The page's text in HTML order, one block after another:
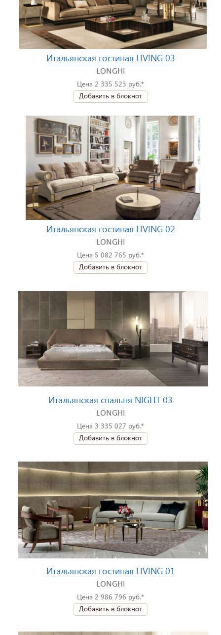
Итальянская гостиная LIVING 03
LONGHI
Цена 2 335 523 руб.*
Добавить в блокнот
Итальянская гостиная LIVING 02
LONGHI
Цена 5 082 765 руб.*
Добавить в блокнот
Итальянская спальня NIGHT 03
LONGHI
Цена 3 335 027 руб.*
Добавить в блокнот
Итальянская гостиная LIVING 01
LONGHI
Цена 2 986 796 руб.*
Добавить в блокнот